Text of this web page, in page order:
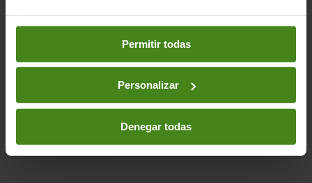
preferencias accediendo a nuestraPolítica de Cookieso
en los botones facilitados a continuación:
Permitir todas
Personalizar
Denegar todas
Se contabilizan 1.678 personas
fallecidas y más de 12.000
heridas
Y las pérdidas materiales son
incalculables: viviendas, cosechas,
ganado, infraestructuras...